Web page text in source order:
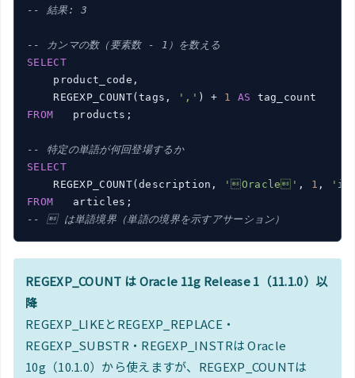
-- 結果: 3
-- カンマの数（要素数 - 1）を数える
SELECT
    product_code,
    REGEXP_COUNT(tags,
',' ) + 1 AS
FROM
   products;
-- 特定の単語が何回登場するか
SELECT
    REGEXP_COUNT(description,
'Oracle' , 1 , 'i'
FROM
--  は単語境界（単語の境界を示すアサーション）
REGEXP_COUNT は Oracle 11g Release 1（11.1.0）以
降
REGEXP_LIKEとREGEXP_REPLACE・
REGEXP_SUBSTR・REGEXP_INSTRは Oracle
10g（10.1.0）から使えますが、REGEXP_COUNTは